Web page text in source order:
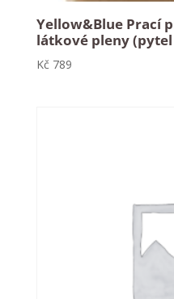
Yellow&Blue Prací
látkové pleny (pytel
Kč 789